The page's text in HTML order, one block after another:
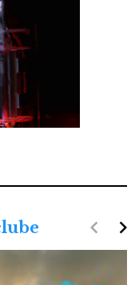
navigate_next
navigate_before